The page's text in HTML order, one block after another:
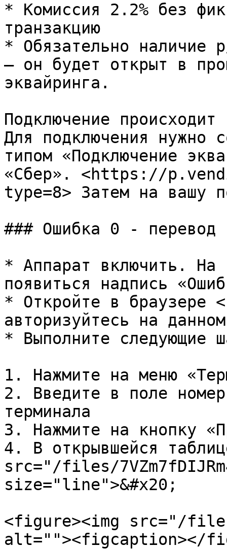
* Комиссия 2.2% без
транзакцию
* Обязательно наличие
– он будет открыт в
эквайринга.
Подключение
Для подключения нужно
типом «Подключение
«Сбер». <https://
type=8> Затем на вашу
### Ошибка 0 - перевод
* Аппарат включить. На
появиться надпись
* Откройте в
авторизуйтесь на
* Выполните следующие
1. Нажмите на меню
2. Введите в поле
терминала
3. Нажмите на кнопку
4. В открывшейся
src="/files/
size="line">&#x20;
<figure><img src="/files/
alt=""><figcaption></